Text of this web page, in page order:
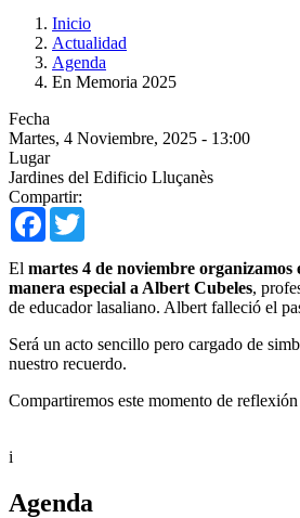
Inicio
Actualidad
Agenda
En Memoria 2025
Fecha
Martes, 4 Noviembre, 2025 - 13:00
Lugar
Jardines del Edificio Lluçanès
Compartir:
Facebook
El martes 4 de noviembre
manera especial a Albert Cubeles,
de educador lasaliano. Albert falleció el
Será un acto sencillo pero cargado de
nuestro recuerdo.
Compartiremos este momento de
i
Agenda